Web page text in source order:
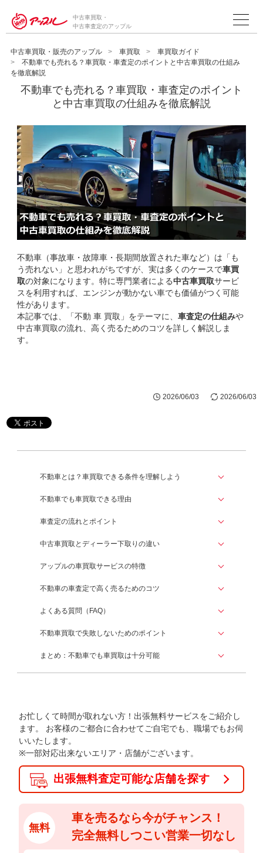
中古車買取・
中古車査定のアップル
中古車買取・販売のアップル 車買取
車買取ガイド
不動車でも売れる？車買取・車査定のポイントと中古車買取の仕組み
を徹底解説
不動車でも売れる？車買取・車査定のポイント
と中古車買取の仕組みを徹底解説
不動車（事故車・故障車・長期間放置された車など）は「も
う売れない」と思われがちですが、実は多くのケースで車買
取の対象になります。特に専門業者による中古車買取サービ
スを利用すれば、エンジンが動かない車でも価値がつく可能
性があります。
本記事では、「不動 車 買取」をテーマに、車査定の仕組みや
中古車買取の流れ、高く売るためのコツを詳しく解説しま
す。
2026/06/03
2026/06/03
不動車とは？車買取できる条件を理解しよう
不動車でも車買取できる理由
車査定の流れとポイント
中古車買取とディーラー下取りの違い
アップルの車買取サービスの特徴
不動車の車査定で高く売るためのコツ
よくある質問（FAQ）
不動車買取で失敗しないためのポイント
まとめ：不動車でも車買取は十分可能
お忙しくて時間が取れない方！出張無料サービスをご紹介し
ます。
お客様のご都合に合わせてご自宅でも、職場でもお伺
いいたします。
※一部対応出来ないエリア・店舗がございます。
出張無料査定可能な店舗を探す
無料
車を売るなら今がチャンス！
完全無料しつこい営業一切なし